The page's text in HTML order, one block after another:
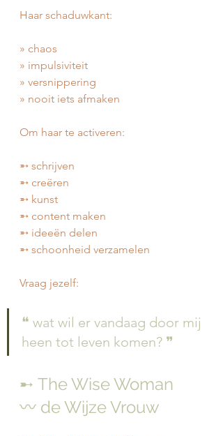
Haar schaduwkant:
» chaos
» impulsiviteit
» versnippering
» nooit iets afmaken
Om haar te activeren:
➵ schrijven
➵ creëren
➵ kunst
➵ content maken
➵ ideeën delen
➵ schoonheid verzamelen
Vraag jezelf:
❝ wat wil er vandaag door mij
heen tot leven komen? ❞
➸ The Wise Woman
〰️ de Wijze Vrouw